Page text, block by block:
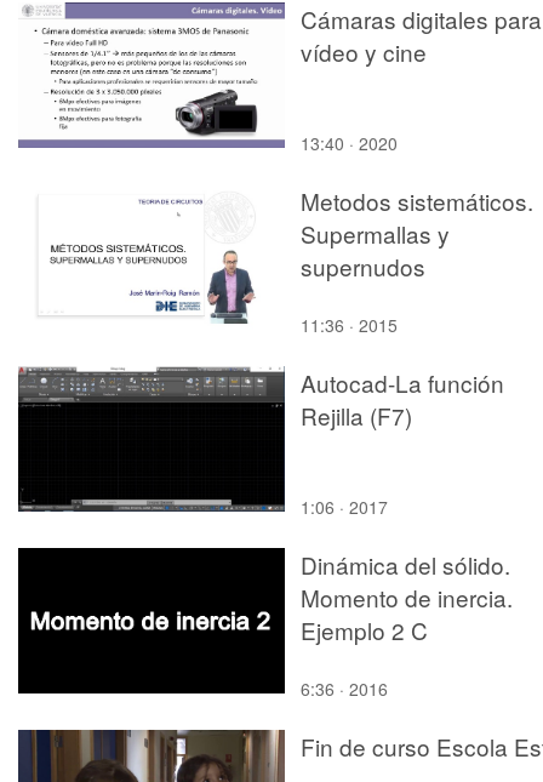
Cámaras digitales para
vídeo y cine
13:40 · 2020
Metodos sistemáticos.
Supermallas y
supernudos
11:36 · 2015
Autocad-La función
Rejilla (F7)
1:06 · 2017
Dinámica del sólido.
Momento de inercia.
Ejemplo 2 C
6:36 · 2016
Fin de curso Escola